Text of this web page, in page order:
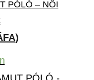
PÓLÓ – NŐI